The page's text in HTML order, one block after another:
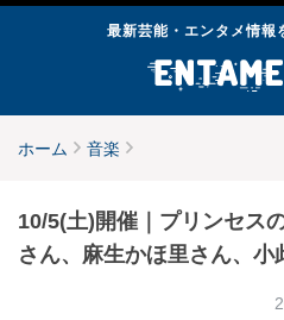
最新芸能・エンタメ情報
ホーム 音楽
10/5(土)開催｜プリンセス
さん、麻生かほ里さん、小